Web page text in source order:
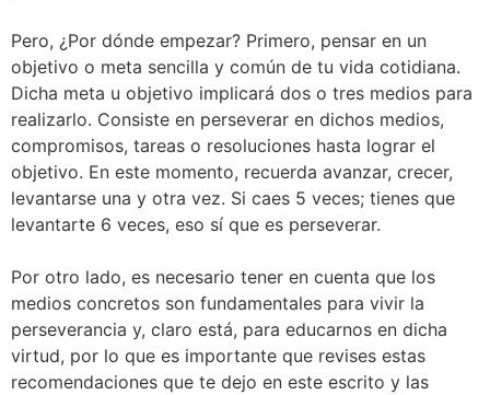
Pero, ¿Por dónde empezar? Primero, pensar en un
objetivo o meta sencilla y común de tu vida cotidiana.
Dicha meta u objetivo implicará dos o tres medios para
realizarlo. Consiste en perseverar en dichos medios,
compromisos, tareas o resoluciones hasta lograr el
objetivo. En este momento, recuerda avanzar, crecer,
levantarse una y otra vez. Si caes 5 veces; tienes que
levantarte 6 veces, eso sí que es perseverar.
Por otro lado, es necesario tener en cuenta que los
medios concretos son fundamentales para vivir la
perseverancia y, claro está, para educarnos en dicha
virtud, por lo que es importante que revises estas
recomendaciones que te dejo en este escrito y las